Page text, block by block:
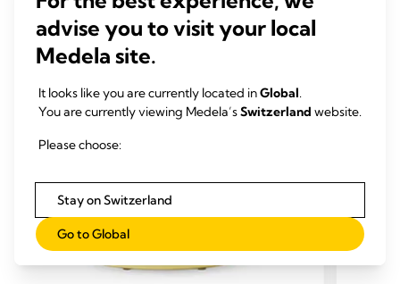
ÄHNLICHE PRODUKTE
advise you to visit your local
Medela site.
It looks like you are currently located inGlobal.
You are currently viewing Medela’sSwitzerland website.
Please choose:
Stay on Switzerland
Go to Global